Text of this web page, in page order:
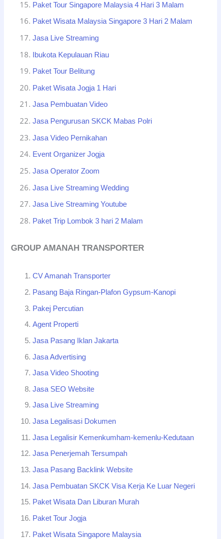
Paket Tour Singapore Malaysia 4 Hari 3 Malam
Paket Wisata Malaysia Singapore 3 Hari 2 Malam
Jasa Live Streaming
Ibukota Kepulauan Riau
Paket Tour Belitung
Paket Wisata Jogja 1 Hari
Jasa Pembuatan Video
Jasa Pengurusan SKCK Mabas Polri
Jasa Video Pernikahan
Event Organizer Jogja
Jasa Operator Zoom
Jasa Live Streaming Wedding
Jasa Live Streaming Youtube
Paket Trip Lombok 3 hari 2 Malam
GROUP AMANAH TRANSPORTER
CV Amanah Transporter
Pasang Baja Ringan-Plafon Gypsum-Kanopi
Pakej Percutian
Agent Properti
Jasa Pasang Iklan Jakarta
Jasa Advertising
Jasa Video Shooting
Jasa SEO Website
Jasa Live Streaming
Jasa Legalisasi Dokumen
Jasa Legalisir Kemenkumham-kemenlu-Kedutaan
Jasa Penerjemah Tersumpah
Jasa Pasang Backlink Website
Jasa Pembuatan SKCK Visa Kerja Ke Luar Negeri
Paket Wisata Dan Liburan Murah
Paket Tour Jogja
Paket Wisata Singapore Malaysia